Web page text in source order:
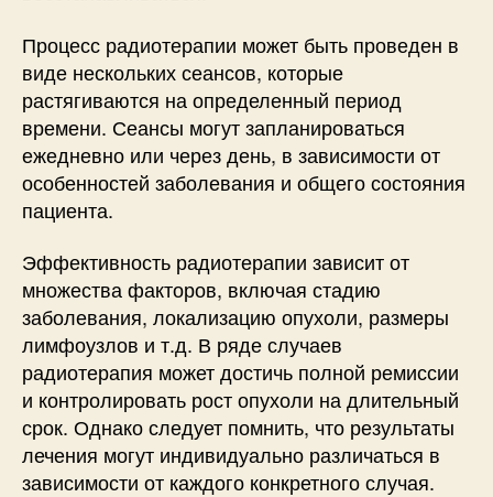
Процесс радиотерапии может быть проведен в
виде нескольких сеансов, которые
растягиваются на определенный период
времени. Сеансы могут запланироваться
ежедневно или через день, в зависимости от
особенностей заболевания и общего состояния
пациента.
Эффективность радиотерапии зависит от
множества факторов, включая стадию
заболевания, локализацию опухоли, размеры
лимфоузлов и т.д. В ряде случаев
радиотерапия может достичь полной ремиссии
и контролировать рост опухоли на длительный
срок. Однако следует помнить, что результаты
лечения могут индивидуально различаться в
зависимости от каждого конкретного случая.